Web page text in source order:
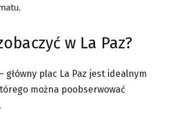
w La Paz?
główny plac La Paz jest idealnym
można poobserwować